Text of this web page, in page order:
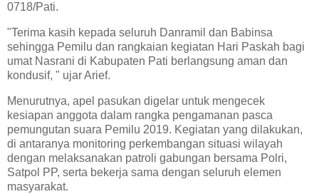
0718/Pati.
"Terima kasih kepada seluruh Danramil dan Babinsa
sehingga Pemilu dan rangkaian kegiatan Hari Paskah bagi
umat Nasrani di Kabupaten Pati berlangsung aman dan
kondusif, " ujar Arief.
Menurutnya, apel pasukan digelar untuk mengecek
kesiapan anggota dalam rangka pengamanan pasca
pemungutan suara Pemilu 2019. Kegiatan yang dilakukan,
di antaranya monitoring perkembangan situasi wilayah
dengan melaksanakan patroli gabungan bersama Polri,
Satpol PP, serta bekerja sama dengan seluruh elemen
masyarakat.